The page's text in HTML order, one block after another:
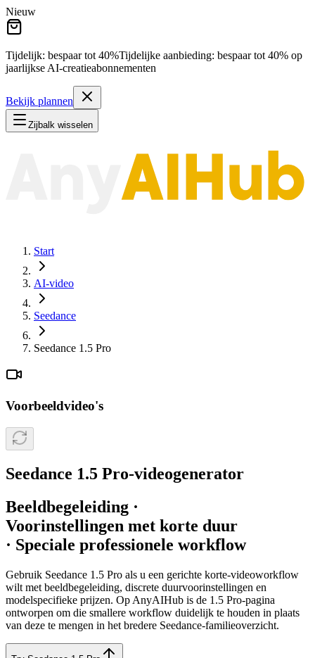
Nieuw
Tijdelijk: bespaar tot 40%Tijdelijke aanbieding: bespaar tot 40% op
jaarlijkse AI-creatieabonnementen
Bekijk plannen
Zijbalk wisselen
Start
AI-video
Seedance
Seedance 1.5 Pro
Voorbeeldvideo's
Seedance 1.5 Pro-videogenerator
Beeldbegeleiding ·
Voorinstellingen met korte duur
· Speciale professionele workflow
Gebruik Seedance 1.5 Pro als u een gerichte korte-videoworkflow
wilt met beeldbegeleiding, discrete duurvoorinstellingen en
modelspecifieke prijzen. Op AnyAIHub is de 1.5 Pro-pagina
ontworpen om die smallere workflow duidelijk te houden in plaats
van deze te mengen in het bredere Seedance-familieoverzicht.